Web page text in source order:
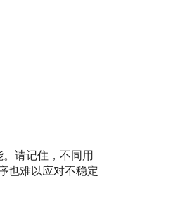
。请记住，不同用
也难以应对不稳定